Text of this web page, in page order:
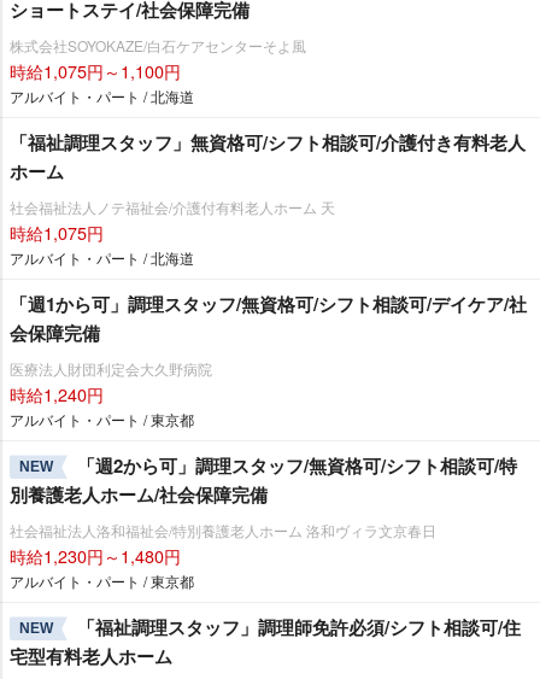
ショートステイ/社会保障完備
株式会社SOYOKAZE/白石ケアセンターそよ風
時給1,075円～1,100円
アルバイト・パート / 北海道
「福祉調理スタッフ」無資格可/シフト相談可/介護付き有料老人
ホーム
社会福祉法人ノテ福祉会/介護付有料老人ホーム 天
時給1,075円
アルバイト・パート / 北海道
「週1から可」調理スタッフ/無資格可/シフト相談可/デイケア/社
会保障完備
医療法人財団利定会大久野病院
時給1,240円
アルバイト・パート / 東京都
NEW
「週2から可」調理スタッフ/無資格可/シフト相談可/特
別養護老人ホーム/社会保障完備
社会福祉法人洛和福祉会/特別養護老人ホーム 洛和ヴィラ文京春日
時給1,230円～1,480円
アルバイト・パート / 東京都
NEW
「福祉調理スタッフ」調理師免許必須/シフト相談可/住
宅型有料老人ホーム